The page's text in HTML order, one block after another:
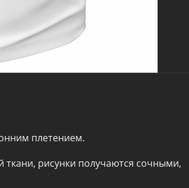
плетением.
ткани, рисунки получаются сочными,